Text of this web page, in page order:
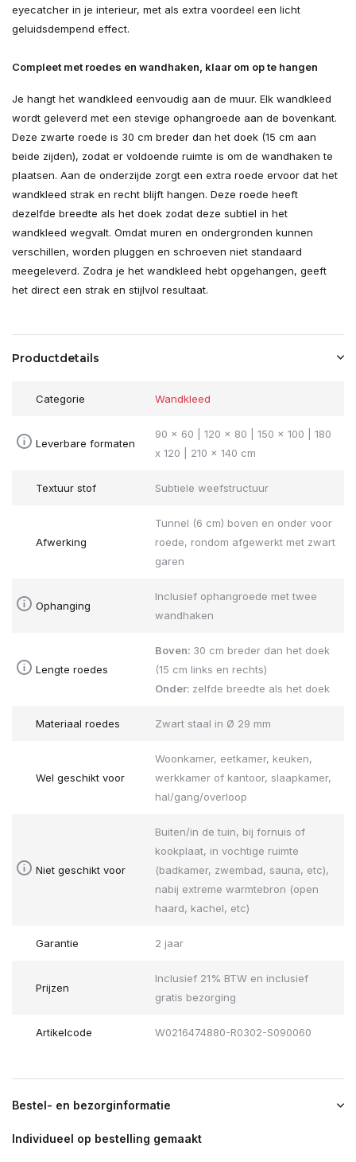
eyecatcher in je interieur, met als extra voordeel een licht
geluidsdempend effect.
Compleet met roedes en wandhaken, klaar om op te hangen
Je hangt het wandkleed eenvoudig aan de muur. Elk wandkleed
wordt geleverd met een stevige ophangroede aan de bovenkant.
Deze zwarte roede is 30 cm breder dan het doek (15 cm aan
beide zijden), zodat er voldoende ruimte is om de wandhaken te
plaatsen. Aan de onderzijde zorgt een extra roede ervoor dat het
wandkleed strak en recht blijft hangen. Deze roede heeft
dezelfde breedte als het doek zodat deze subtiel in het
wandkleed wegvalt. Omdat muren en ondergronden kunnen
verschillen, worden pluggen en schroeven niet standaard
meegeleverd. Zodra je het wandkleed hebt opgehangen, geeft
het direct een strak en stijlvol resultaat.
Productdetails
Categorie Wandkleed
Leverbare formaten
90 x 60 | 120 x 80 | 150 x 100 | 180
x 120 | 210 x 140 cm
Textuur stof Subtiele weefstructuur
Afwerking
Tunnel (6 cm) boven en onder voor
roede, rondom afgewerkt met zwart
garen
Ophanging
Inclusief ophangroede met twee
wandhaken
Lengte roedes
Boven: 30 cm breder dan het doek
(15 cm links en rechts)
Onder: zelfde breedte als het doek
Materiaal roedes Zwart staal in Ø 29 mm
Wel geschikt voor
Woonkamer, eetkamer, keuken,
werkkamer of kantoor, slaapkamer,
hal/gang/overloop
Niet geschikt voor
Buiten/in de tuin, bij fornuis of
kookplaat, in vochtige ruimte
(badkamer, zwembad, sauna, etc),
nabij extreme warmtebron (open
haard, kachel, etc)
Garantie 2 jaar
Prijzen
Inclusief 21% BTW en inclusief
gratis bezorging
Artikelcode W0216474880-R0302-S090060
Bestel- en bezorginformatie
Individueel op bestelling gemaakt